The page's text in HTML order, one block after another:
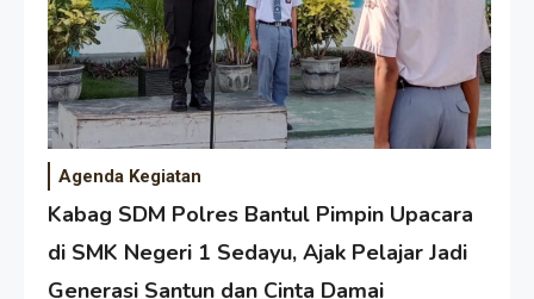
Agenda Kegiatan
Kabag SDM Polres Bantul Pimpin Upacara
di SMK Negeri 1 Sedayu, Ajak Pelajar Jadi
Generasi Santun dan Cinta Damai